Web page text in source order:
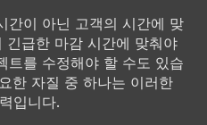
간이 아닌 고객의 시간에 맞
급한 마감 시간에 맞춰야
트를 수정해야 할 수도 있습
한 자질 중 하나는 이러한
입니다.